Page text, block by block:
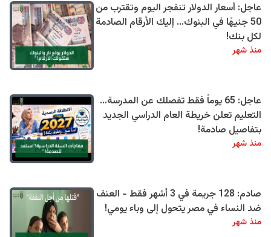
عاجل: أسعار الدولار تنفجر اليوم وتقترب من
50 جنيهًا في البنوك... إليك الأرقام الصادمة
لكل بنك!
منذ شهر
عاجل: 65 يوماً فقط تفصلك عن المدرسة...
التعليم تعلن خريطة العام الدراسي الجديد
بتفاصيل صادمة!
منذ شهر
صادم: 128 جريمة في 3 أشهر فقط - العنف
ضد النساء في مصر يتحول إلى وباء يومي!
منذ شهر